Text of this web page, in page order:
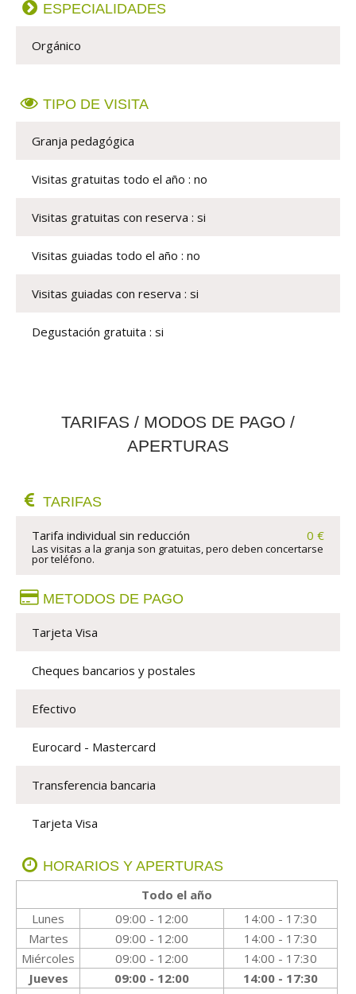
ESPECIALIDADES
Orgánico
TIPO DE VISITA
Granja pedagógica
Visitas gratuitas todo el año : no
Visitas gratuitas con reserva : si
Visitas guiadas todo el año : no
Visitas guiadas con reserva : si
Degustación gratuita : si
TARIFAS / MODOS DE PAGO /
APERTURAS
TARIFAS
Tarifa individual sin reducción 0 €
Las visitas a la granja son gratuitas, pero deben concertarse
por teléfono.
METODOS DE PAGO
Tarjeta Visa
Cheques bancarios y postales
Efectivo
Eurocard - Mastercard
Transferencia bancaria
Tarjeta Visa
HORARIOS Y APERTURAS
Todo el año
Lunes
09:00 - 12:00
14:00 - 17:30
Martes
09:00 - 12:00
14:00 - 17:30
Miércoles
09:00 - 12:00
14:00 - 17:30
Jueves
09:00 - 12:00
14:00 - 17:30